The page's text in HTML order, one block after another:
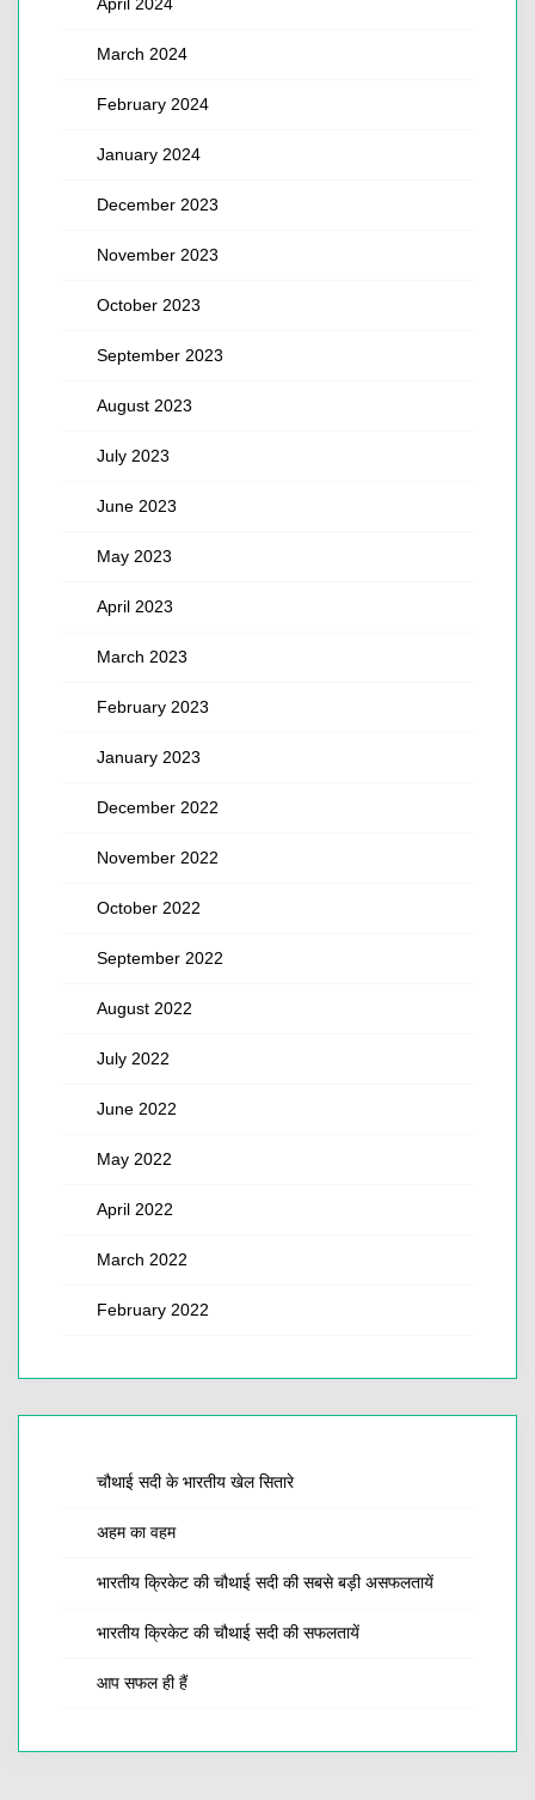
March 2024
February 2024
January 2024
December 2023
November 2023
October 2023
September 2023
August 2023
July 2023
June 2023
May 2023
April 2023
March 2023
February 2023
January 2023
December 2022
November 2022
October 2022
September 2022
August 2022
July 2022
June 2022
May 2022
April 2022
March 2022
February 2022
चौथाई सदी के भारतीय खेल सितारे
अहम का वहम
भारतीय क्रिकेट की चौथाई सदी की सबसे बड़ी असफलतायें
भारतीय क्रिकेट की चौथाई सदी की सफलतायें
आप सफल ही हैं